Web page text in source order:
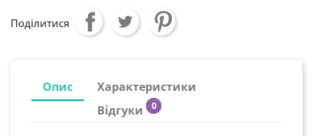
Поділитися
Опис
Характеристики
Відгуки
0